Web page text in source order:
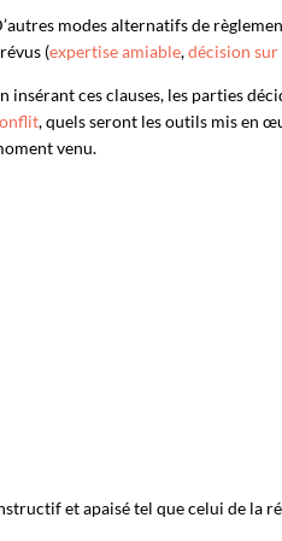
modes alternatifs de
(expertise amiable,décision
insérant ces clauses, les parties
, quels seront les outils mis en
venu.
et apaisé tel que celui de la